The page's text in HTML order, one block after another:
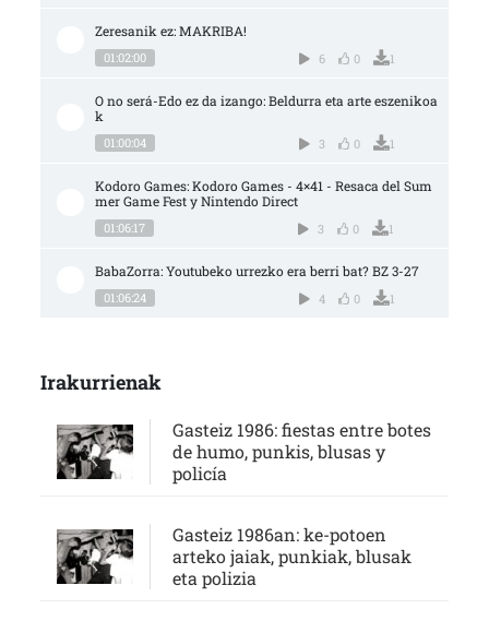
Zeresanik ez: MAKRIBA!
01:02:00 6 0 1
O no será-Edo ez da izango: Beldurra eta arte eszenikoa
k
01:00:04 3 0 1
Kodoro Games: Kodoro Games - 4×41 - Resaca del Sum
mer Game Fest y Nintendo Direct
01:06:17 3 0 1
BabaZorra: Youtubeko urrezko era berri bat? BZ 3-27
01:06:24 4 0 1
Irakurrienak
Gasteiz 1986: fiestas entre botes
de humo, punkis, blusas y
policía
Gasteiz 1986an: ke-potoen
arteko jaiak, punkiak, blusak
eta polizia